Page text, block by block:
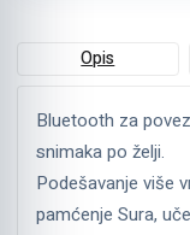
Opis
Bluetooth za
snimaka po želji.
Podešavanje više
pamćenje Sura,